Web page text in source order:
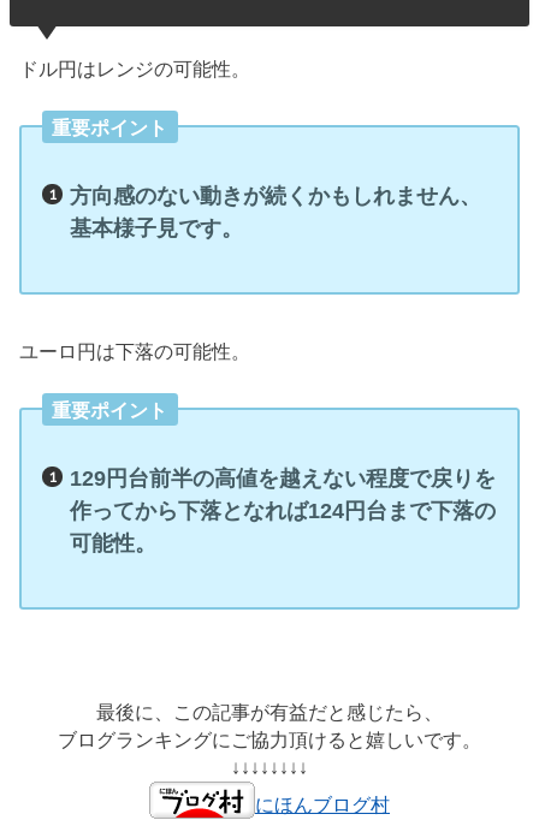
ドル円はレンジの可能性。
重要ポイント
方向感のない動きが続くかもしれません、
基本様子見です。
ユーロ円は下落の可能性。
重要ポイント
129円台前半の高値を越えない程度で戻りを
作ってから下落となれば124円台まで下落の
可能性。
最後に、この記事が有益だと感じたら、
ブログランキングにご協力頂けると嬉しいです。
↓↓↓↓↓↓↓↓
にほんブログ村